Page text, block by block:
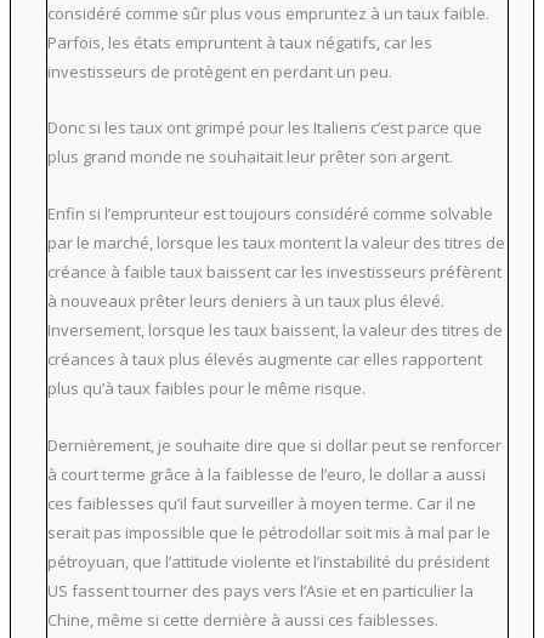
considéré comme sûr plus vous empruntez à un taux faible.
Parfois, les états empruntent à taux négatifs, car les
investisseurs de protègent en perdant un peu.
Donc si les taux ont grimpé pour les Italiens c’est parce que
plus grand monde ne souhaitait leur prêter son argent.
Enfin si l’emprunteur est toujours considéré comme solvable
par le marché, lorsque les taux montent la valeur des titres de
créance à faible taux baissent car les investisseurs préfèrent
à nouveaux prêter leurs deniers à un taux plus élevé.
Inversement, lorsque les taux baissent, la valeur des titres de
créances à taux plus élevés augmente car elles rapportent
plus qu’à taux faibles pour le même risque.
Dernièrement, je souhaite dire que si dollar peut se renforcer
à court terme grâce à la faiblesse de l’euro, le dollar a aussi
ces faiblesses qu’il faut surveiller à moyen terme. Car il ne
serait pas impossible que le pétrodollar soit mis à mal par le
pétroyuan, que l’attitude violente et l’instabilité du président
US fassent tourner des pays vers l’Asie et en particulier la
Chine, même si cette dernière à aussi ces faiblesses.